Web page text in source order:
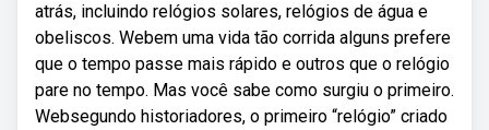
atrás, incluindo relógios solares, relógios de água e
obeliscos. Webem uma vida tão corrida alguns prefere
que o tempo passe mais rápido e outros que o relógio
pare no tempo. Mas você sabe como surgiu o primeiro.
Websegundo historiadores, o primeiro “relógio” criado